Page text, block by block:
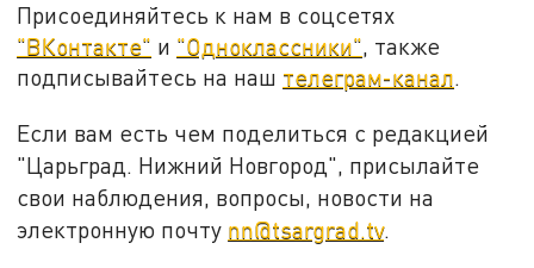
Присоединяйтесь к нам в соцсетях
"ВКонтакте" и "Одноклассники", также
подписывайтесь на наш телеграм-канал.
Если вам есть чем поделиться с редакцией
"Царьград. Нижний Новгород", присылайте
свои наблюдения, вопросы, новости на
электронную почту nn@tsargrad.tv.